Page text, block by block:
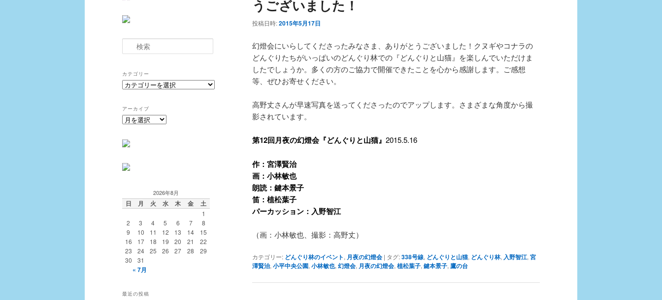
うございました！
投稿日時:2015年5月17日
幻燈会にいらしてくださったみなさま、ありがとうございました！クヌギやコナラの
どんぐりたちがいっぱいのどんぐり林での『どんぐりと山猫』を楽しんでいただけま
したでしょうか。多くの方のご協力で開催できたことを心から感謝します。ご感想
等、ぜひお寄せください。
高野丈さんが早速写真を送ってくださったのでアップします。さまざまな角度から撮
影されています。
第12回月夜の幻燈会『どんぐりと山猫』 2015.5.16
作：宮澤賢治
画：小林敏也
朗読：鍵本景子
笛：植松葉子
パーカッション：入野智江
（画：小林敏也、撮影：高野丈）
カテゴリー: どんぐり林のイベント, 月夜の幻燈会 | タグ:338号線, どんぐりと山猫, どんぐり林, 入野智江,宮
澤賢治,小平中央公園,小林敏也,幻燈会, 月夜の幻燈会,植松葉子,鍵本景子,鷹の台
索
カテゴリー
カ
リ
ー
アーカイブ
ア
カ
イ
2026年8月
日 月 火 水 木 金 土
1
2
3 4 5 6 7
8
9
10 11 12 13 14
15
16
17 18 19 20 21
22
23
24 25 26 27 28
29
30
31
« 7月
最近の投稿